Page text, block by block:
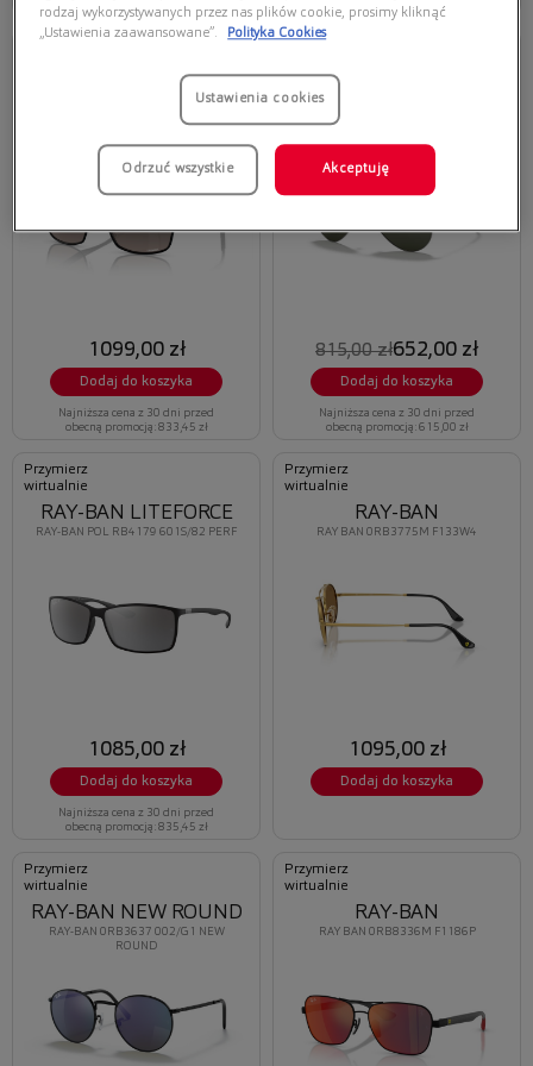
obecną promocją: 796,95 zł
obecną promocją: 549,00 zł
CHROMANCE
RAY-BAN CHROMANCE
1099,00 zł
Dodaj do koszyka
Najniższa cena z 30 dni przed
obecną promocją: 833,45 zł
CLASSIC
RAY-BAN AVIATOR
815,00 zł652,00 zł
Dodaj do koszyka
Najniższa cena z 30 dni przed
obecną promocją: 615,00 zł
Przymierz
wirtualnie
RAY-BAN POL RB4179 601S/82 PERF
RAY-BAN LITEFORCE
1085,00 zł
Dodaj do koszyka
Najniższa cena z 30 dni przed
obecną promocją: 835,45 zł
Przymierz
wirtualnie
RAY BAN 0RB3775M F133W4
RAY-BAN
1095,00 zł
Dodaj do koszyka
Przymierz
wirtualnie
RAY-BAN 0RB3637 002/G1 NEW
ROUND
RAY-BAN NEW ROUND
Przymierz
wirtualnie
RAY BAN 0RB8336M F1186P
RAY-BAN
rodzaj wykorzystywanych przez nas plików cookie, prosimy kliknąć
„Ustawienia zaawansowane”.
Polityka Cookies
Ustawienia cookies
Odrzuć wszystkie Akceptuję